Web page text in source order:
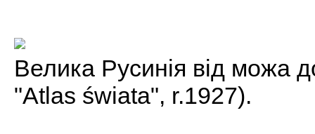
Велика Русинія від можа
"Atlas świata", r.1927).